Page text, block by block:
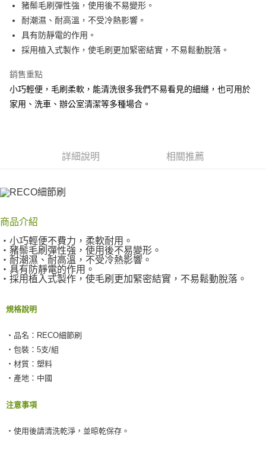
上海商業儲蓄銀行
台北富邦商業銀行
國泰世華商業銀行
臺灣中小企業銀行
匯豐（台灣）商業銀行
華泰商業銀行
聯邦商業銀行
遠東國際商業銀行
元大商業銀行
台新國際商業銀行
中國信託商業銀行
台灣樂天信用卡公司
LINE Pay
Apple Pay
街口支付
悠遊付
Google Pay
AFTEE先享後付是「在收到商品之後才付款」的支付方式。 讓您購物簡單
２．便利：只要手機號碼，簡訊認證，即可結帳。
３．安心：先確認商品／服務後，再付款。
【「AFTEE先享後付」結帳流程】
結帳頁面，進行簡訊認證並確認金額後，即可完成結帳。
２．訂單成立數日內，您將收到繳費通知簡訊。
３．收到繳費通知簡訊後14天內，點擊此簡訊中的連結，可透過四大超商／
ATM／網路銀行／等多元方式進行付款，方視為交易完成。
※ 請注意：結帳手續完成當下不需立刻繳費，但若您需要取消訂單，請聯絡
後付繳納相關費用。
客戶支援中心」https://netprotections.freshdesk.com/support/home
【注意事項】
１．透過由恩沛科技股份有限公司提供之「AFTEE先享後付」服務完成之交
易，需依本服務之必要範圍內提供個人資料，並將交易相關給付款項請求債
２．關於個人資料處理事宜，請瀏覽以下網址：
「AFTEE先享後付」，若未經同意申辦者引起之損失，本公司不負相關責
每筆NT$60，滿NT$490(含以上)免運費
付款後全家取貨
每筆NT$55，滿NT$490(含以上)免運費
離島取貨加價40元
每筆NT$55，滿NT$800(含以上)免運費
宅配(快速到貨)
每筆NT$100，滿NT$1,200(含以上)免運費
每筆NT$300
付款後門市自取
豬鬃毛刷彈性強，使用後不易變形。
耐潮濕、耐高溫，不受冷熱影響。
具有防靜電的作用。
採用植入式製作，使毛刷更加緊密結實，不易鬆動脫落。
銷售重點
小巧輕便，毛刷柔軟，能清洗很多我們不易看見的細縫，也可用於
家用、洗車、辦公室清潔等多種場合。
詳細說明 相關推薦
商品介紹
‧小巧輕便不費力，柔軟耐用。
‧豬鬃毛刷彈性強，使用後不易變形。
‧耐潮濕、耐高溫，不受冷熱影響。
‧具有防靜電的作用。
‧採用植入式製作，使毛刷更加緊密結實，不易鬆動脫落。
規格說明
‧品名：RECO細節刷
‧包裝：5支/組
‧材質：塑料
‧產地：中國
注意事項
‧使用後請清洗乾淨，並晾乾保存。